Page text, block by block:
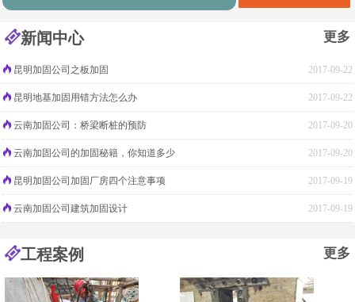
新闻中心 更多
昆明加固公司之板加固 2017-09-22
昆明地基加固用错方法怎么办 2017-09-22
云南加固公司：桥梁断桩的预防 2017-09-20
云南加固公司的加固秘籍，你知道多少 2017-09-20
昆明加固公司加固厂房四个注意事项 2017-09-19
云南加固公司建筑加固设计 2017-09-19
工程案例 更多